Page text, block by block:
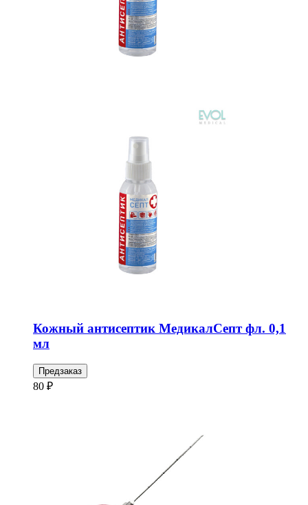
Кожный антисептик МедикалСепт фл. 0,1
мл
Предзаказ
80 ₽